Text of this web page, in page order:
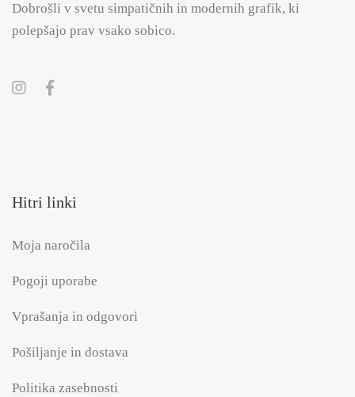
Dobrošli v svetu simpatičnih in modernih grafik, ki
polepšajo prav vsako sobico.
Hitri linki
Moja naročila
Pogoji uporabe
Vprašanja in odgovori
Pošiljanje in dostava
Politika zasebnosti